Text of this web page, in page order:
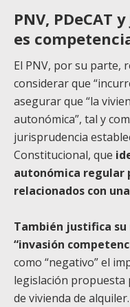
PNV, PDeCAT
es
El PNV, por su parte,
considerar que
asegurar que “la
autonómica”, tal y
jurisprudencia
Constitucional, que
autonómica regular
relacionados con
También justifica su
“invasión
como “negativo” el
legislación
de vivienda de alquiler.